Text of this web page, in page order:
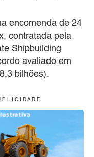
encomenda de 24
contratada pela
Shipbuilding
avaliado em
bilhões).
L I C I D A D E